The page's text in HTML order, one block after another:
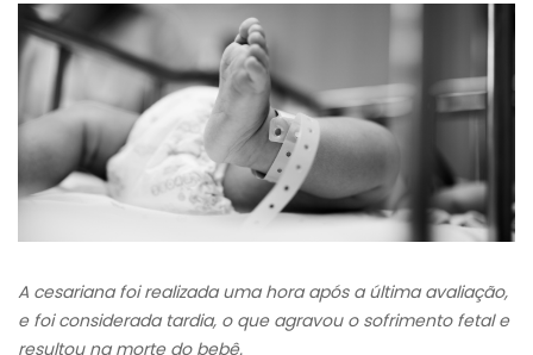
A cesariana foi realizada uma hora após a última avaliação,
e foi considerada tardia, o que agravou o sofrimento fetal e
resultou na morte do bebê.